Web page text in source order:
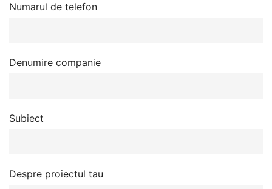
Numarul de telefon
Denumire companie
Subiect
Despre proiectul tau